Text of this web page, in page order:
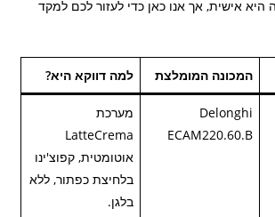
אישית, אך אנו כאן כדי לעזור לכם למקד
המכונה המומלצת למה דווקא היא?
Delonghi
ECAM220.60.B
מערכת
LatteCrema
אוטומטית, קפוצ'ינו
בלחיצת כפתור, ללא
בלגן.